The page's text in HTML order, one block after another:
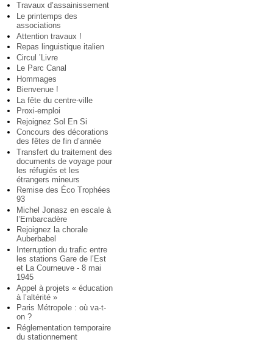
Travaux d’assainissement
Le printemps des
associations
Attention travaux !
Repas linguistique italien
Circul ’Livre
Le Parc Canal
Hommages
Bienvenue !
La fête du centre-ville
Proxi-emploi
Rejoignez Sol En Si
Concours des décorations
des fêtes de fin d’année
Transfert du traitement des
documents de voyage pour
les réfugiés et les
étrangers mineurs
Remise des Éco Trophées
93
Michel Jonasz en escale à
l’Embarcadère
Rejoignez la chorale
Auberbabel
Interruption du trafic entre
les stations Gare de l’Est
et La Courneuve - 8 mai
1945
Appel à projets « éducation
à l’altérité »
Paris Métropole : où va-t-
on ?
Réglementation temporaire
du stationnement